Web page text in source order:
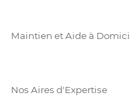
Maintien et Aide à
Nos Aires d'Expertise